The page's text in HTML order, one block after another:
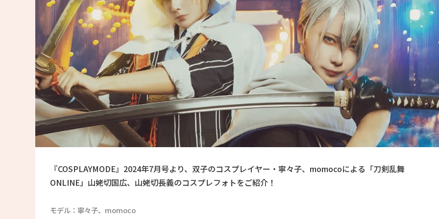
『COSPLAYMODE』2024年7月号より、双子のコスプレイヤー・寧々子、momocoによる「刀剣乱舞
ONLINE」山姥切国広、山姥切長義のコスプレフォトをご紹介！
モデル：寧々子、momoco